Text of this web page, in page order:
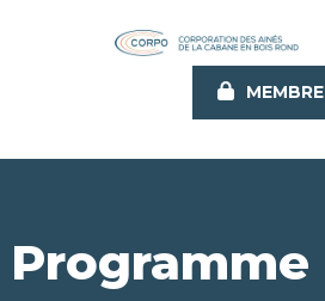
MEMBRE
Programme